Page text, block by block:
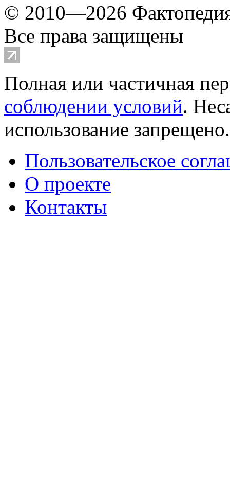
© 2010—2026
Все права защищены
Полная или частичная
соблюдении условий.
использование
Пользовательское
О проекте
Контакты